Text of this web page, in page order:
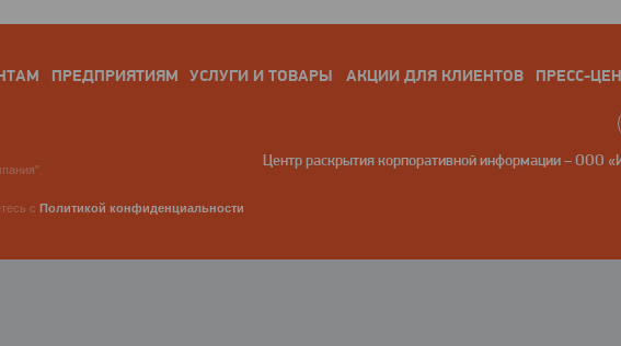
ПРЕДПРИЯТИЯМ УСЛУГИ И ТОВАРЫ АКЦИИ ДЛЯ КЛИЕНТОВ ПРЕСС-
Центр раскрытия корпоративной информации – ООО
с Политикой конфиденциальности